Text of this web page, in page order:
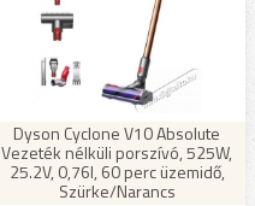
Dyson Cyclone V10 Absolute
Vezeték nélküli porszívó, 525W,
25.2V, 0,76l, 60 perc üzemidő,
Szürke/Narancs